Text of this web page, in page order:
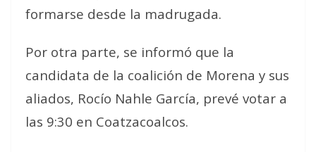
formarse desde la madrugada.
Por otra parte, se informó que la
candidata de la coalición de Morena y sus
aliados, Rocío Nahle García, prevé votar a
las 9:30 en Coatzacoalcos.